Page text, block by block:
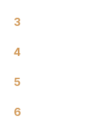
3
4
5
6